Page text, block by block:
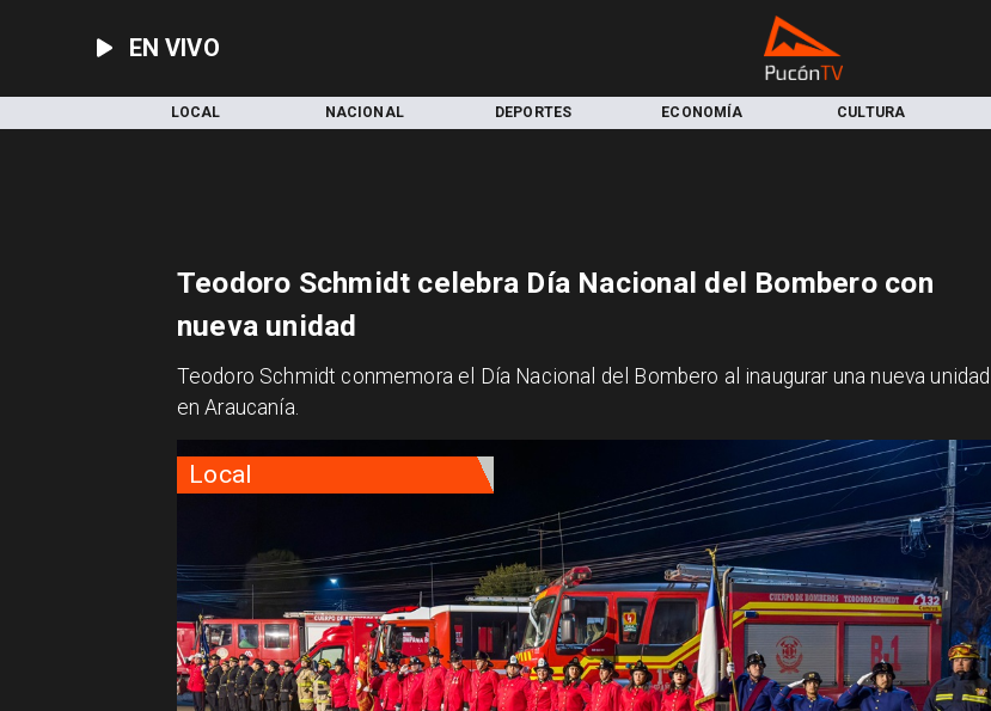
EN VIVO
LOCAL NACIONAL DEPORTES ECONOMÍA CULTURA
Local
Teodoro Schmidt celebra Día Nacional del Bombero con
nueva unidad
Teodoro Schmidt conmemora el Día Nacional del Bombero al inaugurar una nueva unidad
en Araucanía.